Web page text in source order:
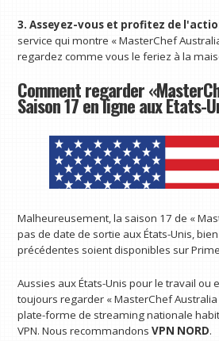
3. Asseyez-vous et profitez de
service qui montre « MasterChef
regardez comme vous le feriez à la
Comment regarder
Saison 17 en ligne aux États-
Malheureusement, la saison 17 de «
pas de date de sortie aux États-Unis,
précédentes soient disponibles sur
Aussies aux États-Unis pour le travail ou
toujours regarder « MasterChef
plate-forme de streaming nationale
VPN. Nous recommandonsVPN NORD.